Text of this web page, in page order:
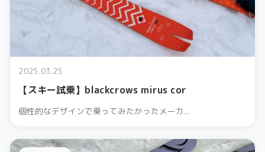
2025.03.25
【スキー試乗】blackcrows mirus cor
個性的なデザインで乗ってみたかったメーカ...